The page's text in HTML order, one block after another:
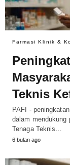
Farmasi Klinik &
Teknis
PAFI -
dalam mendukung
Tenaga Teknis…
6 bulan ago